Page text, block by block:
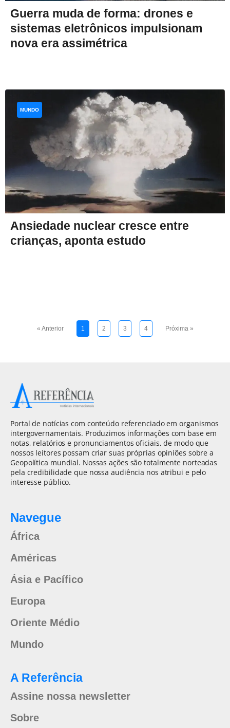
Guerra muda de forma: drones e
sistemas eletrônicos impulsionam
nova era assimétrica
Ansiedade nuclear cresce entre
crianças, aponta estudo
MUNDO
« Anterior 1 2 3 4 Próxima »
Portal de notícias com conteúdo referenciado em organismos
intergovernamentais. Produzimos informações com base em
notas, relatórios e pronunciamentos oficiais, de modo que
nossos leitores possam criar suas próprias opiniões sobre a
Geopolítica mundial. Nossas ações são totalmente norteadas
pela credibilidade que nossa audiência nos atribui e pelo
interesse público.
Navegue
África
Américas
Ásia e Pacífico
Europa
Oriente Médio
Mundo
A Referência
Assine nossa newsletter
Sobre